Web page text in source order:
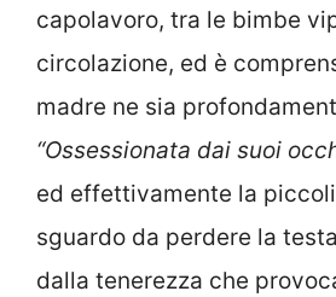
capolavoro, tra le bimbe
circolazione, ed è
madre ne sia
“Ossessionata dai suoi
ed effettivamente la
sguardo da perdere la
dalla tenerezza che